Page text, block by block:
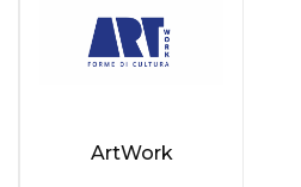
ArtWork